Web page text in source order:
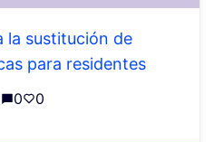
la sustitución de
para residentes
0 0